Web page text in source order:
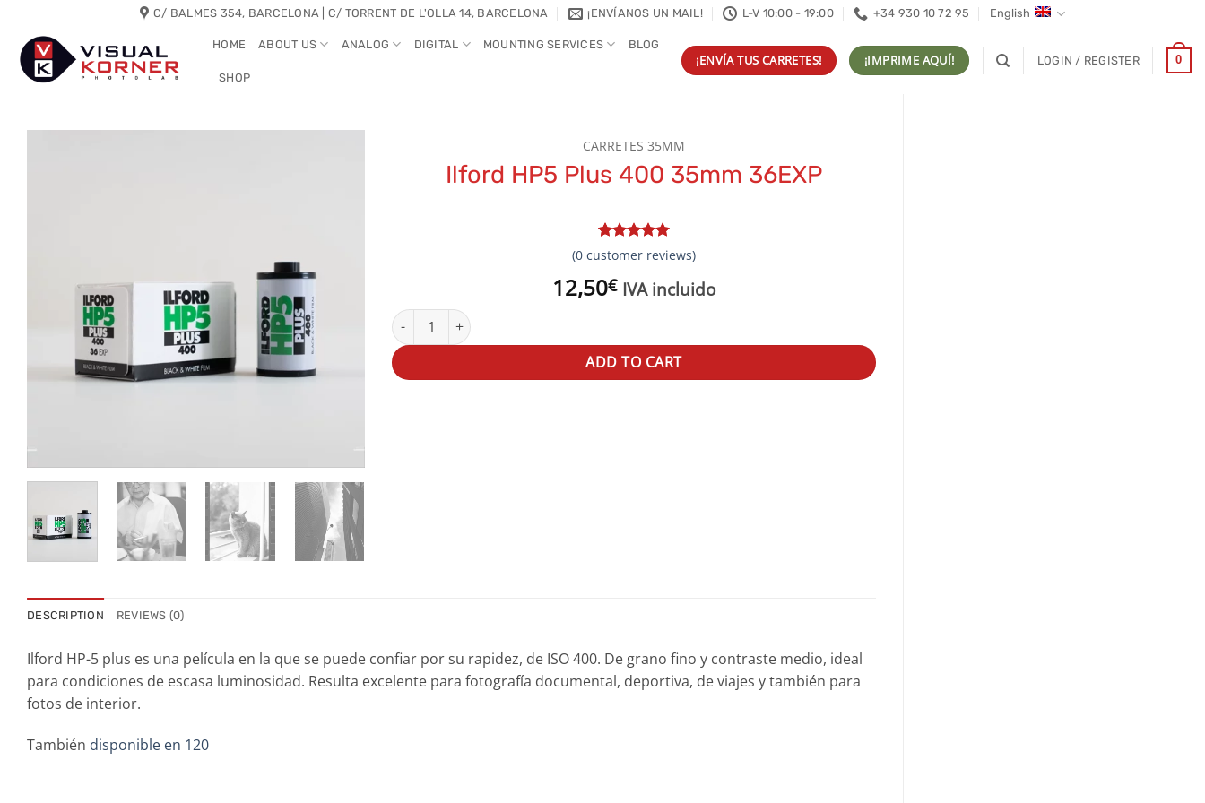
content
C/ BALMES 354, BARCELONA | C/ TORRENT DE L'OLLA 14, BARCELONA ¡ENVÍANOS UN MAIL! L-V 10:00 - 19:00 +34 930 10 72 95 English
HOME ABOUT US ANALOG DIGITAL MOUNTING SERVICES BLOG
SHOP
¡ENVÍA TUS CARRETES! ¡IMPRIME AQUÍ! LOGIN / REGISTER 0
CARRETES 35MM
Ilford HP5 Plus 400 35mm 36EXP
Rated5
based on
2
customer
(0 customer reviews)
12,50€ IVA incluido
Ilford HP5 Plus 400 35mm 36EXP quantity
ADD TO CART
DESCRIPTION REVIEWS (0)
Ilford HP-5 plus es una película en la que se puede confiar por su rapidez, de ISO 400. De grano fino y contraste medio, ideal
para condiciones de escasa luminosidad. Resulta excelente para fotografía documental, deportiva, de viajes y también para
fotos de interior.
También disponible en 120